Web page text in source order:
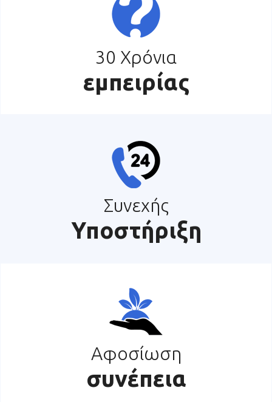
30 Χρόνια
εμπειρίας
Συνεχής
Υποστήριξη
Αφοσίωση
συνέπεια